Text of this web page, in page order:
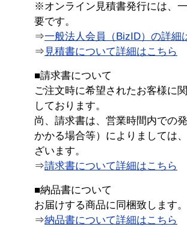
※オンライン見積書発行には、
要です。
⇒一般法人会員（BizID）の詳細
⇒ 見積書について詳細はこちら
■請求書について
ご注文時に希望されたお客様に
しております。
尚、請求書は、営業時間内での
かかる場合等）によりましては
ざいます。
⇒請求書について詳細はこちら
■納品書について
お届けする商品に同梱致します。
⇒納品書について詳細はこちら